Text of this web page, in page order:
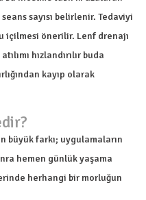
sayısı belirlenir. Tedaviyi
içilmesi önerilir. Lenf drenajı
hızlandırılır buda
kayıp olarak
büyük farkı; uygulamaların
hemen günlük yaşama
herhangi bir morluğun